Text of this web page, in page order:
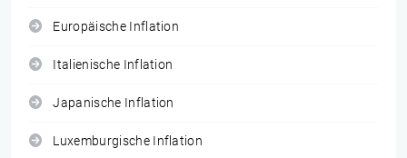
Europäische Inflation
Italienische Inflation
Japanische Inflation
Luxemburgische Inflation